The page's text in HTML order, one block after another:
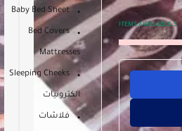
ITEMS AVAILABLE:3
Baby Bed Sheet
Bed Covers
Mattresses
Sleeping Cheeks
الكترونيات
فلاشات